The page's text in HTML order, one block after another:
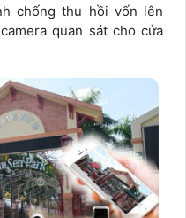
chống thu hồi vốn lên
quan sát cho cửa